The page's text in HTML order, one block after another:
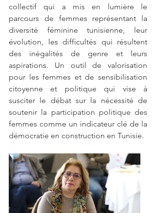
collectif qui a mis en lumière le
parcours de femmes représentant la
diversité féminine tunisienne, leur
évolution, les difficultés qui résultent
des inégalités de genre et leurs
aspirations. Un outil de valorisation
pour les femmes et de sensibilisation
citoyenne et politique qui vise à
susciter le débat sur la nécessité de
soutenir la participation politique des
femmes comme un indicateur clé de la